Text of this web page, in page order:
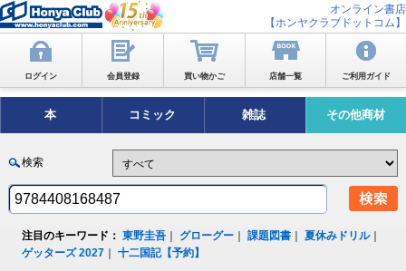
オンライン書店
【ホンヤクラブドットコム】
ログイン 会員登録 買い物かご 店舗一覧 ご利用ガイド
本 コミック 雑誌 その他商材
検索
注目のキーワード： 東野圭吾 グローグー ｜課題図書 ｜夏休みドリル｜
ゲッターズ 2027 ｜十二国記【予約】